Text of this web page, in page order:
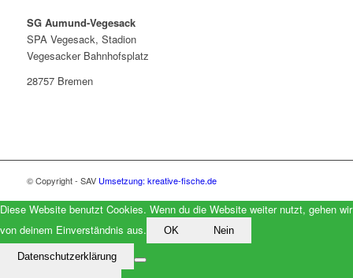
SG Aumund-Vegesack
SPA Vegesack, Stadion
Vegesacker Bahnhofsplatz
28757 Bremen
© Copyright - SAV Umsetzung: kreative-fische.de
Diese Website benutzt Cookies. Wenn du die Website weiter nutzt, gehen wir
von deinem Einverständnis aus.
OK Nein
Datenschutzerklärung